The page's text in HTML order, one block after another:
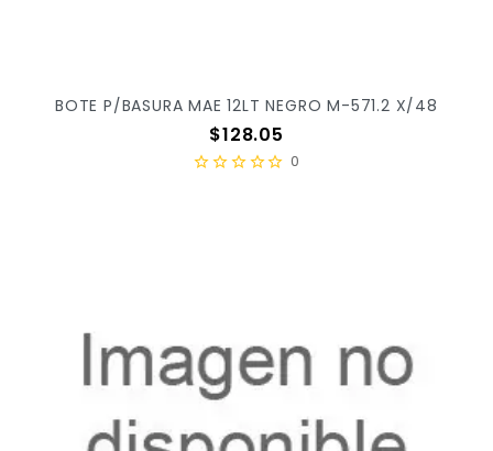
BOTE P/BASURA MAE 12LT NEGRO M-571.2 X/48
Precio
$128.05
0